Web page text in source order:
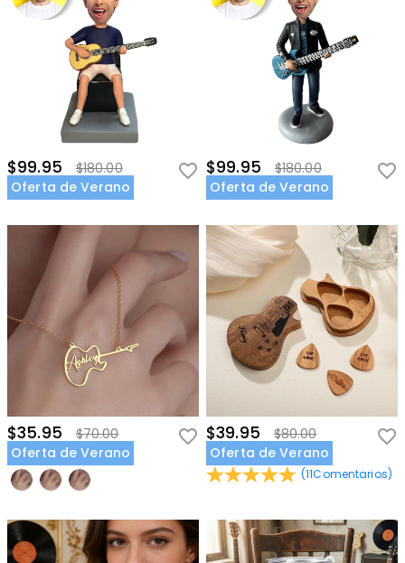
$99.95
$180.00
Oferta de Verano
$99.95
$180.00
Oferta de Verano
$35.95
$70.00
Oferta de Verano
$39.95
$80.00
Oferta de Verano
(11Comentarios)